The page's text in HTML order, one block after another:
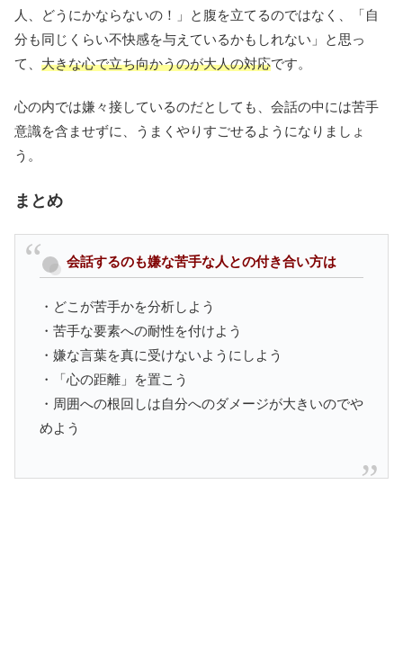
人、どうにかならないの！」と腹を立てるのではなく、「自
分も同じくらい不快感を与えているかもしれない」と思っ
て、 大きな心で立ち向かうのが大人の対応です。
心の内では嫌々接しているのだとしても、会話の中には苦手
意識を含ませずに、うまくやりすごせるようになりましょ
う。
まとめ
会話するのも嫌な苦手な人との付き合い方は
・どこが苦手かを分析しよう
・苦手な要素への耐性を付けよう
・嫌な言葉を真に受けないようにしよう
・「心の距離」を置こう
・周囲への根回しは自分へのダメージが大きいのでや
めよう